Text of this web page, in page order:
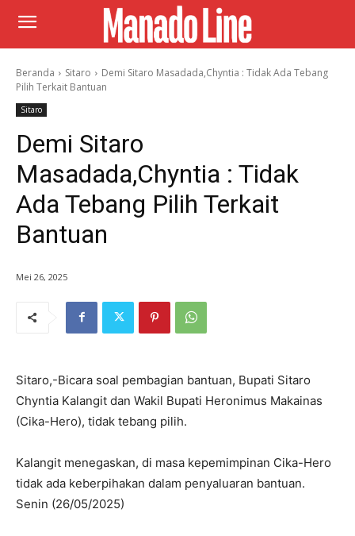
Beranda Sitaro
Demi Sitaro Masadada,Chyntia : Tidak Ada Tebang
Pilih Terkait Bantuan
Sitaro
Demi Sitaro
Masadada,Chyntia : Tidak
Ada Tebang Pilih Terkait
Bantuan
Mei 26, 2025
Sitaro,-Bicara soal pembagian bantuan, Bupati Sitaro
Chyntia Kalangit dan Wakil Bupati Heronimus Makainas
(Cika-Hero), tidak tebang pilih.
Kalangit menegaskan, di masa kepemimpinan Cika-Hero
tidak ada keberpihakan dalam penyaluaran bantuan.
Senin (26/05/2025)